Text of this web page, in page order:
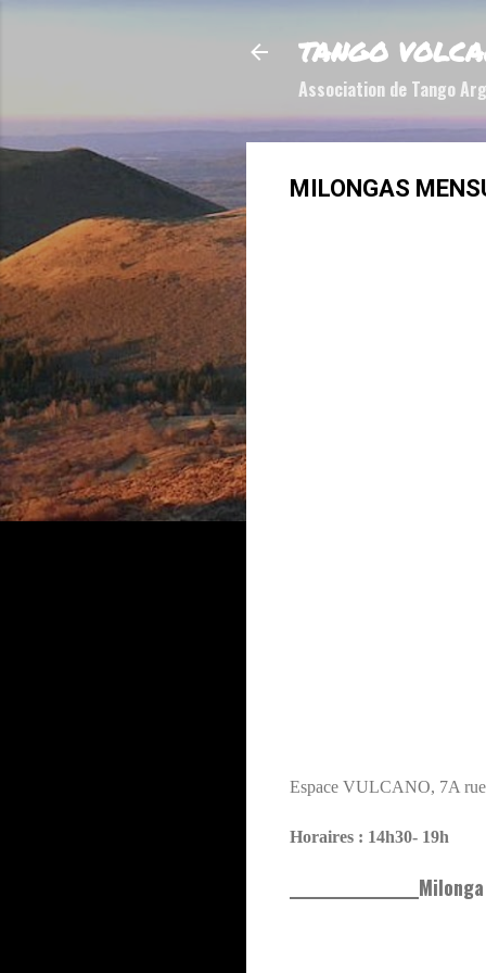
TANGO
Association de Tango
MILONGAS
Espace VULCANO, 7A
Horaires : 14h30- 19h